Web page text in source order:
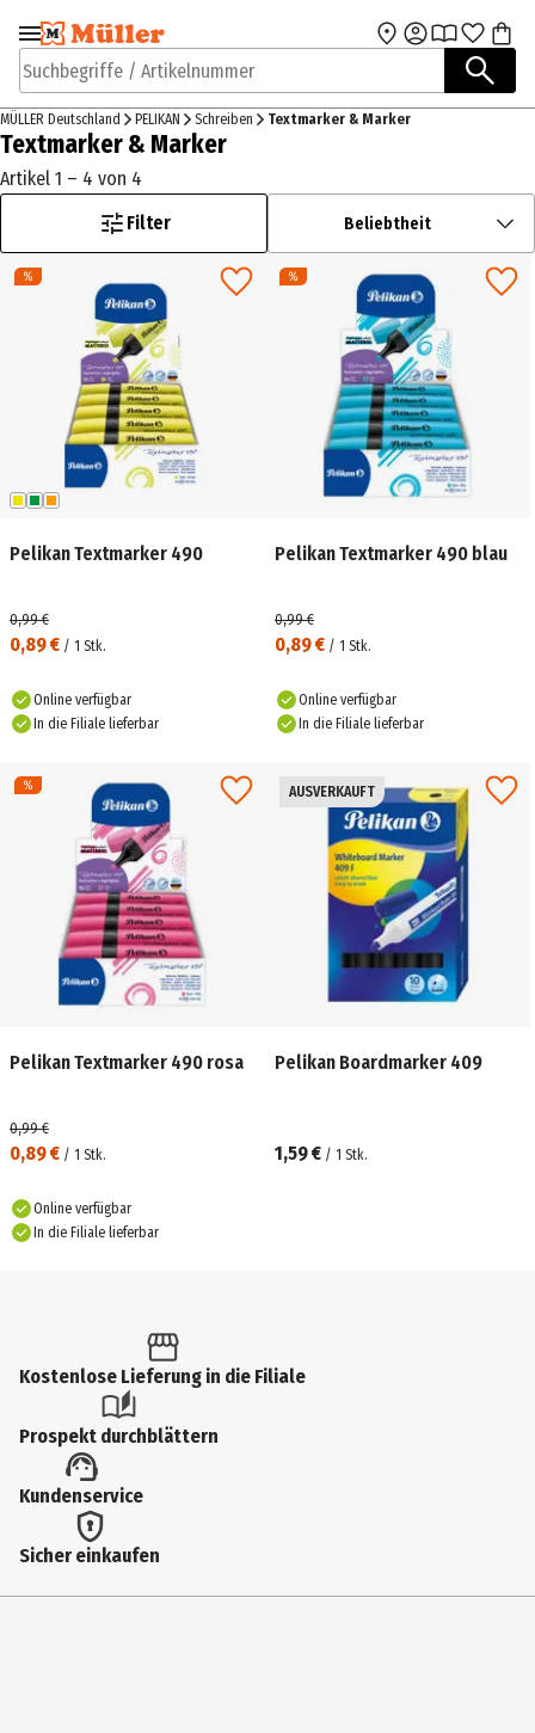
Zur Navigation
springen
Zum Hauptinhalt
Suchbegriffe / Artikelnummer
MÜLLER Deutschland PELIKAN Schreiben Textmarker & Marker
Textmarker & Marker
Artikel 1 – 4 von 4
Filter
Beliebtheit
Pelikan Textmarker 490
0,89 € / 1 Stk.
0,99 €
Online verfügbar
In die Filiale lieferbar
Pelikan Textmarker 490 blau
0,89 € / 1 Stk.
0,99 €
Online verfügbar
In die Filiale lieferbar
Pelikan Textmarker 490 rosa
0,89 € / 1 Stk.
0,99 €
Online verfügbar
In die Filiale lieferbar
AUSVERKAUFT
Pelikan Boardmarker 409
1,59 € / 1 Stk.
Kostenlose Lieferung in die Filiale
Prospekt durchblättern
Kundenservice
Sicher einkaufen